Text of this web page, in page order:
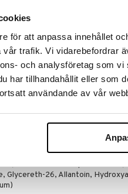
för att anpassa innehållet
trafik. Vi vidarebefordrar
och analysföretag som
har tillhandahållit eller som
användande av vår
Shave Oil -öljyssä on
liu'un ja runsaasti kosteutusta
koskaan.
iho Coco Coladan
Polyquaternium-10, Glycerin,
(Oat) Kernel Extract,
Kernel Oil, Butyrospermum
Vitis Vinifera (Grape) Seed
Glycereth-26, Allantoin,